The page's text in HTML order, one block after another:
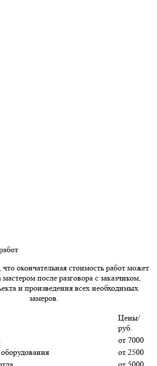
окончательная стоимость работ может
после разговора с заказчиком,
и произведения всех необходимых
замеров.
Цены/
руб.
от 7000
от 2500
от 5000